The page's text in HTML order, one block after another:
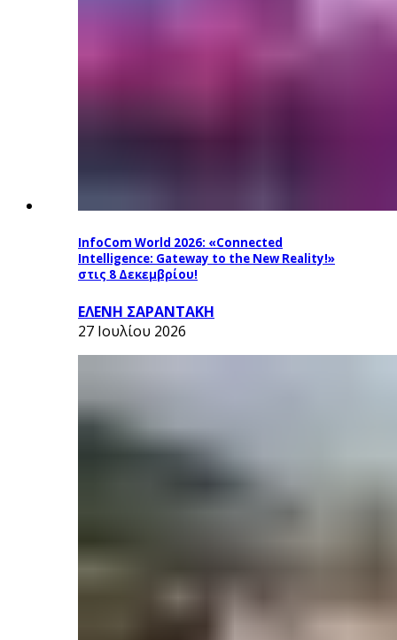
InfoCom World 2026: «Connected
Intelligence: Gateway to the New Reality!»
στις 8 Δεκεμβρίου!
ΕΛΕΝΗ ΣΑΡΑΝΤΑΚΗ
27 Ιουλίου 2026